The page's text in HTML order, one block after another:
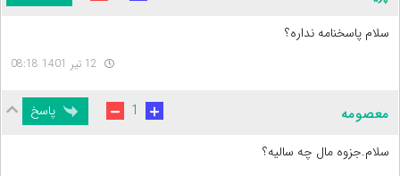
سلام پاسخنامه نداره؟
معصومه
سلام.جزوه مال چه سالیه؟
1 پاسخ